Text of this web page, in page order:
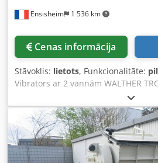
Ensisheim 1 536 km
Cenas informācija
Stāvoklis: lietots, Funkcionalitāte:
Vibrators ar 2 vannām WALTHER
Iekšējo vannu izmēri: G 840 mm x P
mm Iekšējais pārklājums labā
Izlāde caur priekšējām lūkām
Crsdpjzmxwfefx Ac Tef Motora
380 V Izmēri (G x P x A): 2600 x
4 t